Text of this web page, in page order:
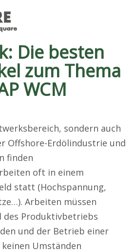
Die besten
zum Thema
WCM
sondern auch
Offshore-Erdölindustrie und
finden
oft in einem
statt (Hochspannung,
Arbeiten müssen
des Produktivbetriebs
und der Betrieb einer
Umständen